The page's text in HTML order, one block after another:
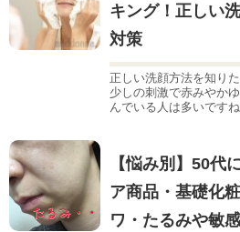
キング！正しい
対策
正しい洗顔方法を知り
少しの刺激で赤みやか
んでいる人は多いですね
【悩み別】50代
ア商品・基礎化
ワ・たるみや敏感